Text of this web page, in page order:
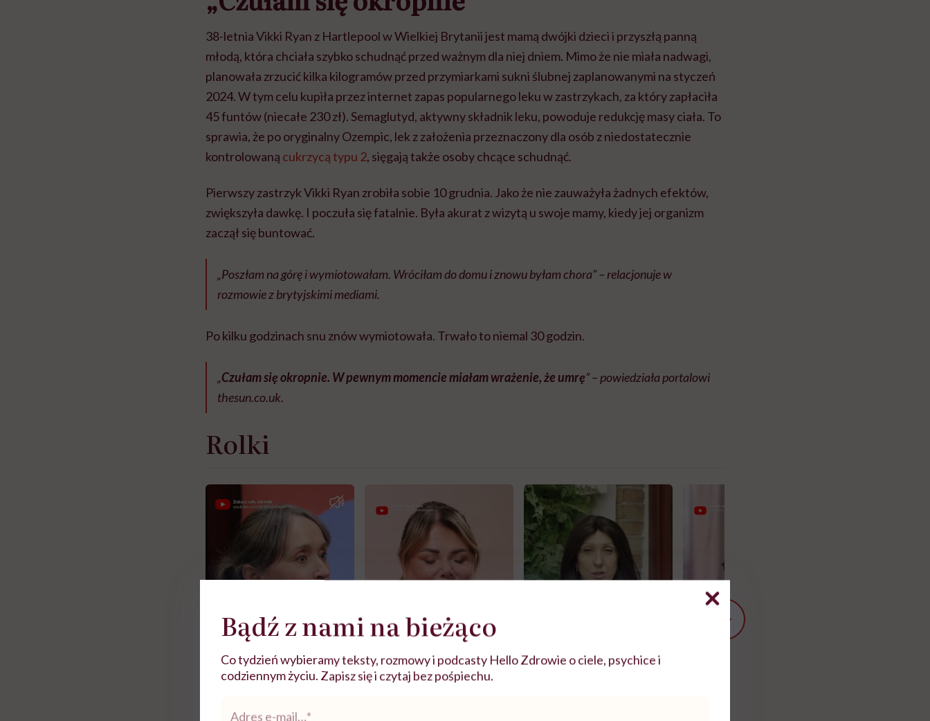
38-letnia Vikki Ryan z Hartlepool w Wielkiej Brytanii jest mamą dwójki dzieci i przyszłą panną
młodą, która chciała szybko schudnąć przed ważnym dla niej dniem. Mimo że nie miała nadwagi,
planowała zrzucić kilka kilogramów przed przymiarkami sukni ślubnej zaplanowanymi na styczeń
2024. W tym celu kupiła przez internet zapas popularnego leku w zastrzykach, za który zapłaciła
45 funtów (niecałe 230 zł). Semaglutyd, aktywny składnik leku, powoduje redukcję masy ciała. To
sprawia, że po oryginalny Ozempic, lek z założenia przeznaczony dla osób z niedostatecznie
kontrolowaną cukrzycą typu 2, sięgają także osoby chcące schudnąć.
Pierwszy zastrzyk Vikki Ryan zrobiła sobie 10 grudnia. Jako że nie zauważyła żadnych efektów,
zwiększyła dawkę. I poczuła się fatalnie. Była akurat z wizytą u swoje mamy, kiedy jej organizm
zaczął się buntować.
„Poszłam na górę i wymiotowałam. Wróciłam do domu i znowu byłam chora” – relacjonuje w
rozmowie z brytyjskimi mediami.
Po kilku godzinach snu znów wymiotowała. Trwało to niemal 30 godzin.
„Czułam się okropnie. W pewnym momencie miałam wrażenie, że umrę” – powiedziała portalowi
thesun.co.uk.
Rolki
Zobacz więcej
Bądź z nami na bieżąco
Co tydzień wybieramy teksty, rozmowy i podcasty Hello Zdrowie o ciele, psychice i
codziennym życiu. Zapisz się i czytaj bez pośpiechu.